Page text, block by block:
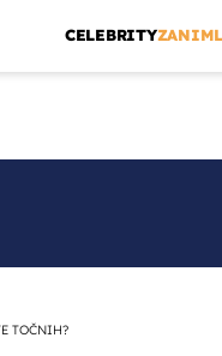
CELEBRITY
TOČNIH?